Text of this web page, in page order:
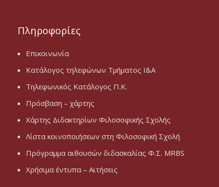
Πληροφορίες
Επικοινωνία
Κατάλογος τηλεφώνων Τμήματος Ι&Α
Τηλεφωνικός Κατάλογος Π.Κ.
Πρόσβαση – χάρτης
Χάρτης Διδακτηρίων Φιλοσοφικής Σχολής
Λίστα κοινοποιήσεων στη Φιλοσοφική Σχολή
Πρόγραμμα αιθουσών διδασκαλίας Φ.Σ. MRBS
Χρήσιμα έντυπα – Αιτήσεις